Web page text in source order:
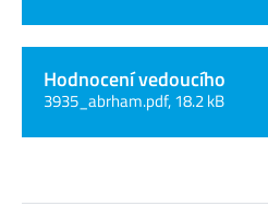
Hodnocení vedoucího
3935_abrham.pdf, 18.2 kB